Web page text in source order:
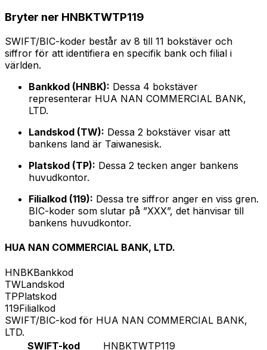
Bryter ner HNBKTWTP119
SWIFT/BIC-koder består av 8 till 11 bokstäver och
siffror för att identifiera en specifik bank och filial i
världen.
Bankkod (HNBK): Dessa 4 bokstäver
representerar HUA NAN COMMERCIAL BANK,
LTD.
Landskod (TW): Dessa 2 bokstäver visar att
bankens land är Taiwanesisk.
Platskod (TP): Dessa 2 tecken anger bankens
huvudkontor.
Filialkod (119): Dessa tre siffror anger en viss gren.
BIC-koder som slutar på ”XXX”, det hänvisar till
bankens huvudkontor.
HUA NAN COMMERCIAL BANK, LTD.
HNBKBankkod
TWLandskod
TPPlatskod
119Filialkod
SWIFT/BIC-kod för HUA NAN COMMERCIAL BANK,
LTD.
SWIFT-kod
HNBKTWTP119